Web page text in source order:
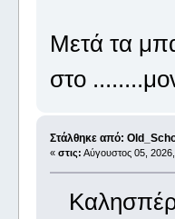
Μετά τα
στο
Στάλθηκε από:
« στις: Αύγουστος 05,